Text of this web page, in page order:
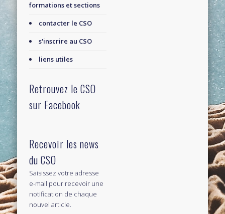
formations et sections
contacter le CSO
s'inscrire au CSO
liens utiles
Retrouvez le CSO
sur Facebook
Recevoir les news
du CSO
Saisissez votre adresse
e-mail pour recevoir une
notification de chaque
nouvel article.